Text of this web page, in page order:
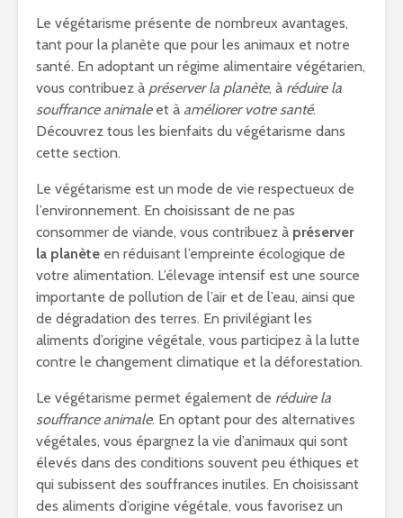
Le végétarisme présente de nombreux avantages,
tant pour la planète que pour les animaux et notre
santé. En adoptant un régime alimentaire végétarien,
vous contribuez à préserver la planète, à réduire la
souffrance animaleet à améliorer votre santé.
Découvrez tous les bienfaits du végétarisme dans
cette section.
Le végétarisme est un mode de vie respectueux de
l’environnement. En choisissant de ne pas
consommer de viande, vous contribuez à préserver
la planète en réduisant l’empreinte écologique de
votre alimentation. L’élevage intensif est une source
importante de pollution de l’air et de l’eau, ainsi que
de dégradation des terres. En privilégiant les
aliments d’origine végétale, vous participez à la lutte
contre le changement climatique et la déforestation.
Le végétarisme permet également de réduire la
souffrance animale. En optant pour des alternatives
végétales, vous épargnez la vie d’animaux qui sont
élevés dans des conditions souvent peu éthiques et
qui subissent des souffrances inutiles. En choisissant
des aliments d’origine végétale, vous favorisez un